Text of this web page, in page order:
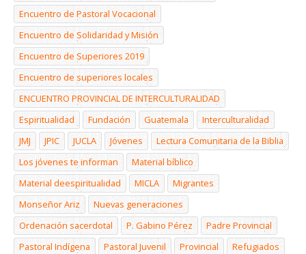
Encuentro de Pastoral Vocacional
Encuentro de Solidaridad y Misión
Encuentro de Superiores 2019
Encuentro de superiores locales
ENCUENTRO PROVINCIAL DE INTERCULTURALIDAD
Espiritualidad
Fundación Guatemala
Interculturalidad
JMJ
JPIC JUCLA Jóvenes
Lectura Comunitaria de la Biblia
Los jóvenes te informan
Material bíblico
Material deespiritualidad
MICLA
Migrantes
Monseñor Ariz
Nuevas generaciones
Ordenación sacerdotal
P. Gabino Pérez
Padre Provincial
Pastoral Indígena
Pastoral Juvenil Provincial
Refugiados